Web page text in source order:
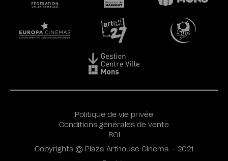
Politique de vie privée
Conditions générales de vente
ROI
Copyrights © Plaza Arthouse Cinema – 2021